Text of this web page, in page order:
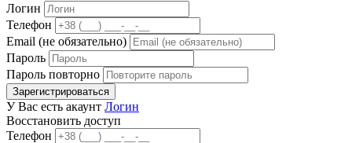
Логин
Телефон
Email (не обязательно)
Пароль
Пароль повторно
Зарегистрироваться
У Вас есть акаунт Логин
Восстановить доступ
Телефон